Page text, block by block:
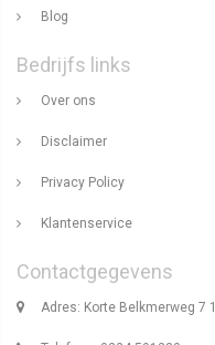
Blog
Bedrijfs links
Over ons
Disclaimer
Privacy Policy
Klantenservice
Contactgegevens
Adres: Korte Belkmerweg 7